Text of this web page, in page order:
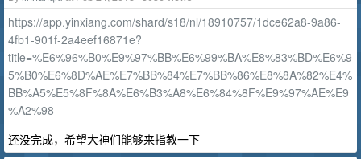
https://app.yinxiang.com/shard/s18/nl/18910757/1dce62a8-9a86-
4fb1-901f-2a4eef16871e?
title=%E6%96%B0%E9%97%BB%E6%99%BA%E8%83%BD%E6%9
5%B0%E6%8D%AE%E7%BB%84%E7%BB%86%E8%8A%82%E4%
BB%A5%E5%8F%8A%E6%B3%A8%E6%84%8F%E9%97%AE%E9
%A2%98
还没完成，希望大神们能够来指教一下